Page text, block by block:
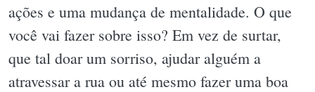
ações e uma mudança de mentalidade. O que
você vai fazer sobre isso? Em vez de surtar,
que tal doar um sorriso, ajudar alguém a
atravessar a rua ou até mesmo fazer uma boa